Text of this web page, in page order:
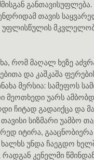
განთავისუფლება.
თავის
რომ მაღალ ხეზე
და კაშკაშა
მერსია: სამეფოს
უარს
ჩიტად გადაიქცა და
სიზმარი უამბო
იტირა,
უნდა ჩაეგდო
კენელმი